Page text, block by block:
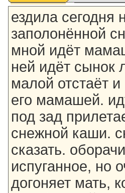
ездила сегодня
заполонённой
мной идёт
ней идёт сынок
малой отстаёт
его мамашей.
под зад
снежной каши.
сказать.
испуганное, но
догоняет мать,